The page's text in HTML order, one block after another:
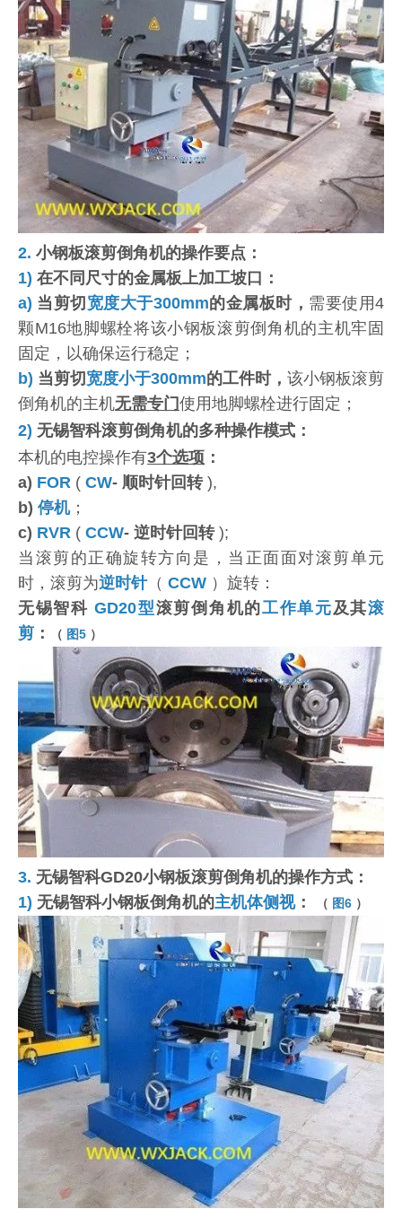
2. 小钢板滚剪倒角机的操作要点：
1) 在不同尺寸的金属板上加工坡口：
a) 当剪切 宽度大于300mm的金属板时， 需要使用4
颗M16地脚螺栓将该小钢板滚剪倒角机的主机牢固
固定，以确保运行稳定；
b) 当剪切 宽度小于300mm的工件时， 该小钢板滚剪
倒角机的主机无需专门使用地脚螺栓进行固定；
2) 无锡智科滚剪倒角机的多种操作模式：
本机的电控操作有3个选项 ：
a) FOR ( CW- 顺时针回转 ),
b) 停机；
c) RVR ( CCW- 逆时针回转 );
当滚剪的正确旋转方向是，当正面面对滚剪单元
时，滚剪为逆时针（ CCW ）旋转：
无锡智科GD20型滚剪倒角机的工作单元及其滚
剪 ： （ 图5 ）
3. 无锡智科GD20小钢板滚剪倒角机的操作方式：
1) 无锡智科小钢板倒角机的主机体侧视： （ 图6 ）